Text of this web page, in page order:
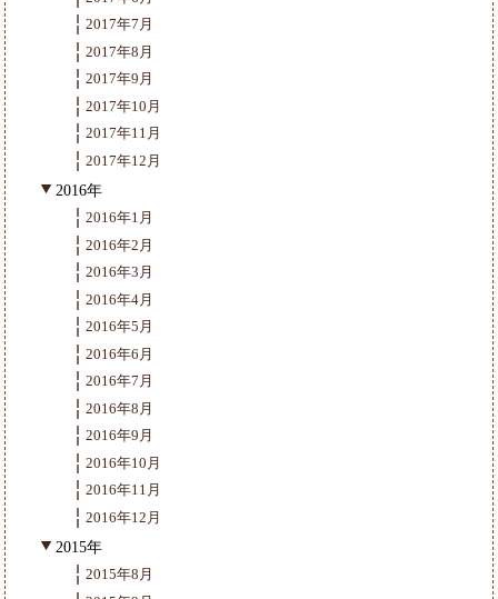
2017年7月
2017年8月
2017年9月
2017年10月
2017年11月
2017年12月
2016年
2016年1月
2016年2月
2016年3月
2016年4月
2016年5月
2016年6月
2016年7月
2016年8月
2016年9月
2016年10月
2016年11月
2016年12月
2015年
2015年8月